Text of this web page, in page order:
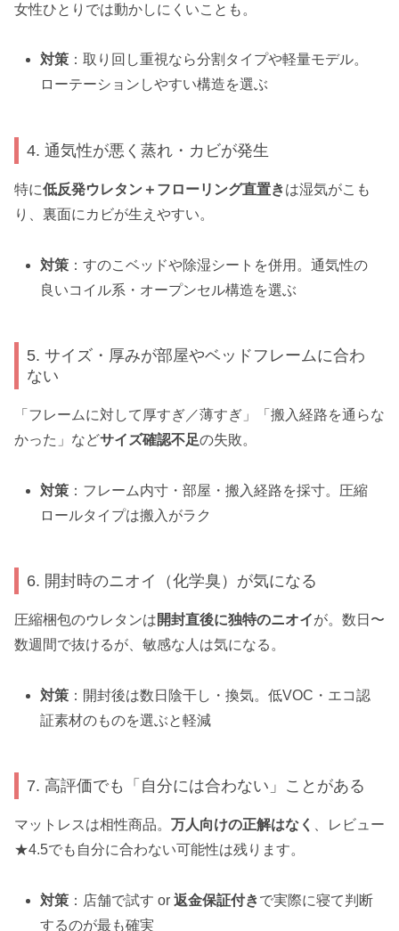
女性ひとりでは動かしにくいことも。
対策 ：取り回し重視なら分割タイプや軽量モデル。
ローテーションしやすい構造を選ぶ
4. 通気性が悪く蒸れ・カビが発生
特に低反発ウレタン＋フローリング直置きは湿気がこも
り、裏面にカビが生えやすい。
対策 ：すのこベッドや除湿シートを併用。通気性の
良いコイル系・オープンセル構造を選ぶ
5. サイズ・厚みが部屋やベッドフレームに合わ
ない
「フレームに対して厚すぎ／薄すぎ」「搬入経路を通らな
かった」などサイズ確認不足の失敗。
対策 ：フレーム内寸・部屋・搬入経路を採寸。圧縮
ロールタイプは搬入がラク
6. 開封時のニオイ（化学臭）が気になる
圧縮梱包のウレタンは開封直後に独特のニオイが。数日〜
数週間で抜けるが、敏感な人は気になる。
対策 ：開封後は数日陰干し・換気。低VOC・エコ認
証素材のものを選ぶと軽減
7. 高評価でも「自分には合わない」ことがある
マットレスは相性商品。 万人向けの正解はなく
、レビュー
★4.5でも自分に合わない可能性は残ります。
対策 ：店舗で試す or返金保証付きで実際に寝て判断
するのが最も確実